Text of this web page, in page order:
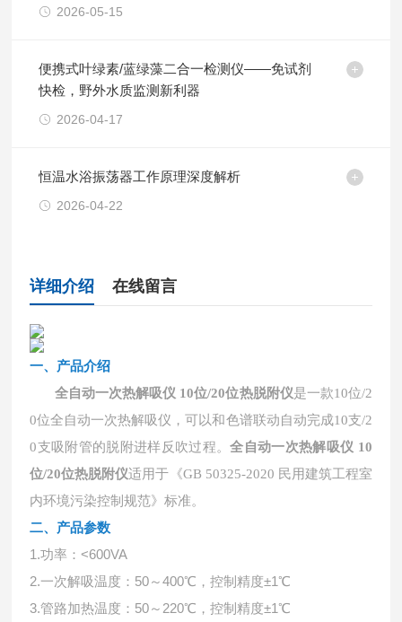
2026-05-15
便携式叶绿素/蓝绿藻二合一检测仪——免试剂
快检，野外水质监测新利器
2026-04-17
恒温水浴振荡器工作原理深度解析
2026-04-22
详细介绍 在线留言
一、产品介绍
全自动一次热解吸仪 10位/20位热脱附仪是一款10位/2
0位全自动一次热解吸仪，可以和色谱联动自动完成10支/2
0支吸附管的脱附进样反吹过程。全自动一次热解吸仪 10
位/20位热脱附仪适用于《GB 50325-2020 民用建筑工程室
内环境污染控制规范》标准。
二、产品参数
1.功率：<600VA
2.一次解吸温度：50～400℃，控制精度±1℃
3.管路加热温度：50～220℃，控制精度±1℃